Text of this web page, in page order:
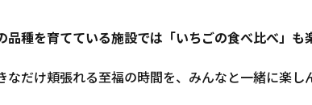
品種を育てている施設では「いちごの食べ比べ」も
なだけ頬張れる至福の時間を、みんなと一緒に楽し